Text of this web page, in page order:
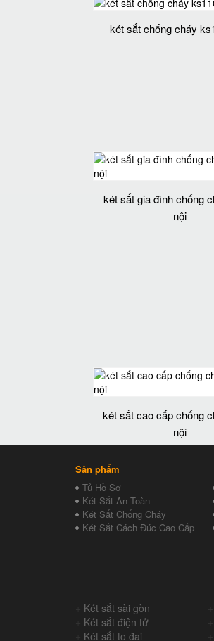
két sắt chống cháy
két sắt gia đình chống
nội
két sắt cao cấp chống
nội
Sản phẩm
Tủ Hồ Sơ
Két Sắt An Toàn
Két Sắt Chống Cháy
Két Sắt Cách Đúc Cao Cấp
Két sắt sài gòn
Két sắt điện tử
Két sắt to đại